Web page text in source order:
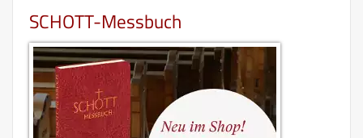
SCHOTT-Messbuch